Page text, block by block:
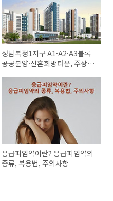
성남복정1지구 A1·A2·A3블록
공공분양·신혼희망타운, 주상복
카이움 분양일정, 분양가
응급피임약이란? 응급피임약의
종류, 복용법, 주의사항